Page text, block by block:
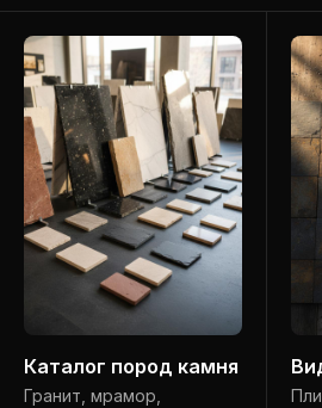
Каталог пород камня
Гранит, мрамор,